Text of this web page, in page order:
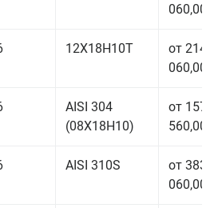
060,00
12Х18Н10Т
от 214
060,00
AISI 304
(08Х18Н10)
от 157
560,00
AISI 310S
от 383
060,00